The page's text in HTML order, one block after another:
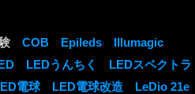
COB Epileds
Illumagic
LEDうんちく
LEDスペクトラ
電球 LED電球改造
LeDio 21e